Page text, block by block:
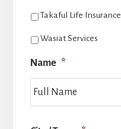
Takaful Life Insurance
Wasiat Services
Name *